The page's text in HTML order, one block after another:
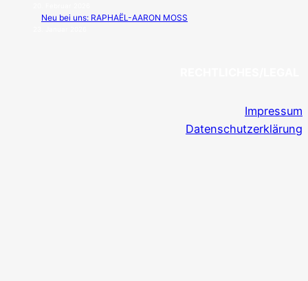
Neu bei uns: RAPHAËL-AARON MOSS
Impressum
Datenschutzerklärung